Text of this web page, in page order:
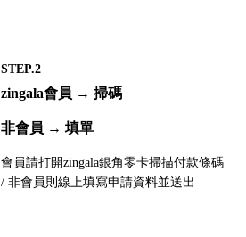
STEP.2
zingala會員 → 掃碼
非會員 → 填單
會員請打開zingala銀角零卡掃描付款條碼
/ 非會員則線上填寫申請資料並送出